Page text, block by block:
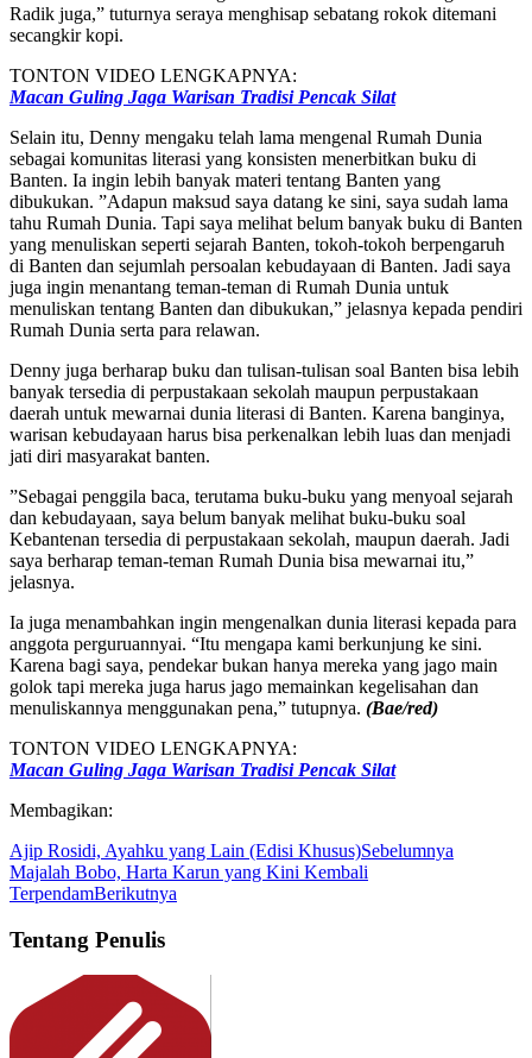
Radik juga,” tuturnya seraya menghisap sebatang rokok ditemani
secangkir kopi.
TONTON VIDEO LENGKAPNYA:
Macan Guling Jaga Warisan Tradisi Pencak Silat
Selain itu, Denny mengaku telah lama mengenal Rumah Dunia
sebagai komunitas literasi yang konsisten menerbitkan buku di
Banten. Ia ingin lebih banyak materi tentang Banten yang
dibukukan. ”Adapun maksud saya datang ke sini, saya sudah lama
tahu Rumah Dunia. Tapi saya melihat belum banyak buku di Banten
yang menuliskan seperti sejarah Banten, tokoh-tokoh berpengaruh
di Banten dan sejumlah persoalan kebudayaan di Banten. Jadi saya
juga ingin menantang teman-teman di Rumah Dunia untuk
menuliskan tentang Banten dan dibukukan,” jelasnya kepada pendiri
Rumah Dunia serta para relawan.
Denny juga berharap buku dan tulisan-tulisan soal Banten bisa lebih
banyak tersedia di perpustakaan sekolah maupun perpustakaan
daerah untuk mewarnai dunia literasi di Banten. Karena banginya,
warisan kebudayaan harus bisa perkenalkan lebih luas dan menjadi
jati diri masyarakat banten.
”Sebagai penggila baca, terutama buku-buku yang menyoal sejarah
dan kebudayaan, saya belum banyak melihat buku-buku soal
Kebantenan tersedia di perpustakaan sekolah, maupun daerah. Jadi
saya berharap teman-teman Rumah Dunia bisa mewarnai itu,”
jelasnya.
Ia juga menambahkan ingin mengenalkan dunia literasi kepada para
anggota perguruannyai. “Itu mengapa kami berkunjung ke sini.
Karena bagi saya, pendekar bukan hanya mereka yang jago main
golok tapi mereka juga harus jago memainkan kegelisahan dan
menuliskannya menggunakan pena,” tutupnya. (Bae/red)
TONTON VIDEO LENGKAPNYA:
Macan Guling Jaga Warisan Tradisi Pencak Silat
Membagikan:
Ajip Rosidi, Ayahku yang Lain (Edisi Khusus)Sebelumnya
Majalah Bobo, Harta Karun yang Kini Kembali
TerpendamBerikutnya
Tentang Penulis